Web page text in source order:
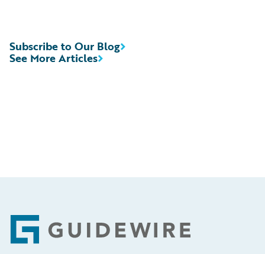
See More Articles
Subscribe to Our Blog
Footer